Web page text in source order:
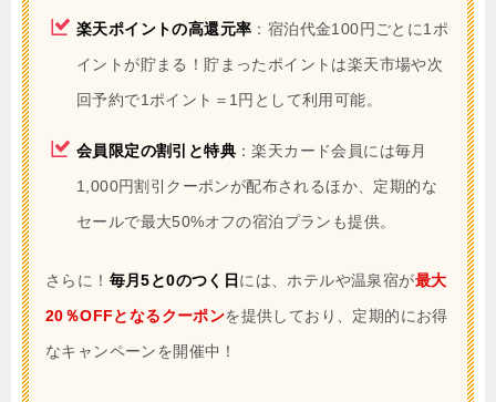
楽天ポイントの高還元率 ：宿泊代金100円ごとに1ポ
イントが貯まる！貯まったポイントは楽天市場や次
回予約で1ポイント＝1円として利用可能。
会員限定の割引と特典 ：楽天カード会員には毎月
1,000円割引クーポンが配布されるほか、定期的な
セールで最大50%オフの宿泊プランも提供。
さらに！ 毎月5と0のつく日 には、ホテルや温泉宿が最大
20％OFFとなるクーポンを提供しており、定期的にお得
なキャンペーンを開催中！